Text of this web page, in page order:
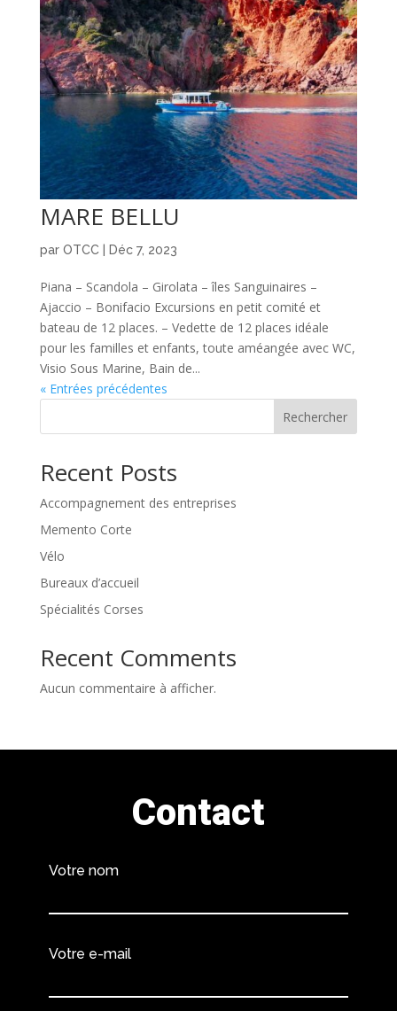
MARE BELLU
par OTCC| Déc 7, 2023
Piana – Scandola – Girolata – îles Sanguinaires –
Ajaccio – Bonifacio Excursions en petit comité et
bateau de 12 places. – Vedette de 12 places idéale
pour les familles et enfants, toute améangée avec WC,
Visio Sous Marine, Bain de...
« Entrées précédentes
Rechercher
Recent Posts
Accompagnement des entreprises
Memento Corte
Vélo
Bureaux d’accueil
Spécialités Corses
Recent Comments
Aucun commentaire à afficher.
Contact
Votre nom
Votre e-mail